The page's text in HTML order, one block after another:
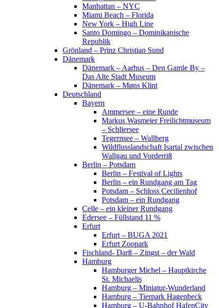
Manhattan – NYC
Miami Beach – Florida
New York – High Line
Santo Domingo – Dominikanische
Republik
Grönland – Prinz Christian Sund
Dänemark
Dänemark – Aarhus – Den Gamle By –
Das Alte Stadt Museum
Dänemark – Møns Klint
Deutschland
Bayern
Ammersee – eine Runde
Markus Wasmeier Freilichtmuseum
– Schliersee
Tegernsee – Wallberg
Wildflusslandschaft Isartal zwischen
Wallgau und Vorderriß
Berlin – Potsdam
Berlin – Festival of Lights
Berlin – ein Rundgang am Tag
Potsdam – Schloss Cecilienhof
Potsdam – ein Rundgang
Celle – ein kleiner Rundgang
Edersee – Füllstand 11 %
Erfurt
Erfurt – BUGA 2021
Erfurt Zoopark
Fischland- Darß – Zingst – der Wald
Hamburg
Hamburger Michel – Hauptkirche
St. Michaelis
Hamburg – Miniatur-Wunderland
Hamburg – Tierpark Hagenbeck
Hamburg – U-Bahnhof HafenCity